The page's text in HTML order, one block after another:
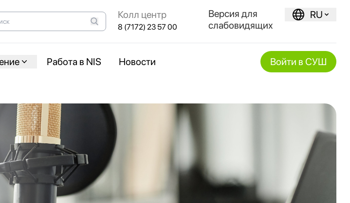
Колл центр
8 (7172) 23 57 00
Версия для
слабовидящих
RU
Работа в NIS Новости Войти в СУШ